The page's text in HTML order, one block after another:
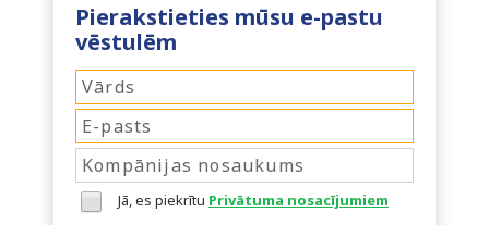
Pierakstieties mūsu e-pastu
vēstulēm
Jā, es piekrītu Privātuma nosacījumiem